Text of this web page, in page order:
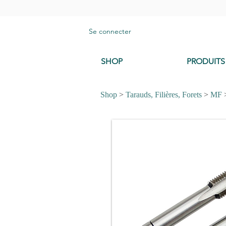
Se connecter
SHOP PRODUITS
Shop > Tarauds, Filières, Forets > MF